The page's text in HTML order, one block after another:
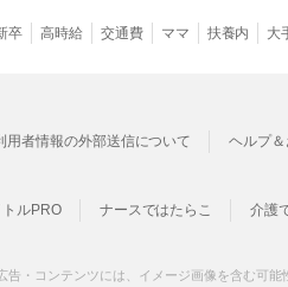
卒 高時給 交通費 ママ 扶養内 大
用者情報の外部送信について ヘルプ
ルPRO ナースではたらこ 介護
・コンテンツには、イメージ画像を含む可能